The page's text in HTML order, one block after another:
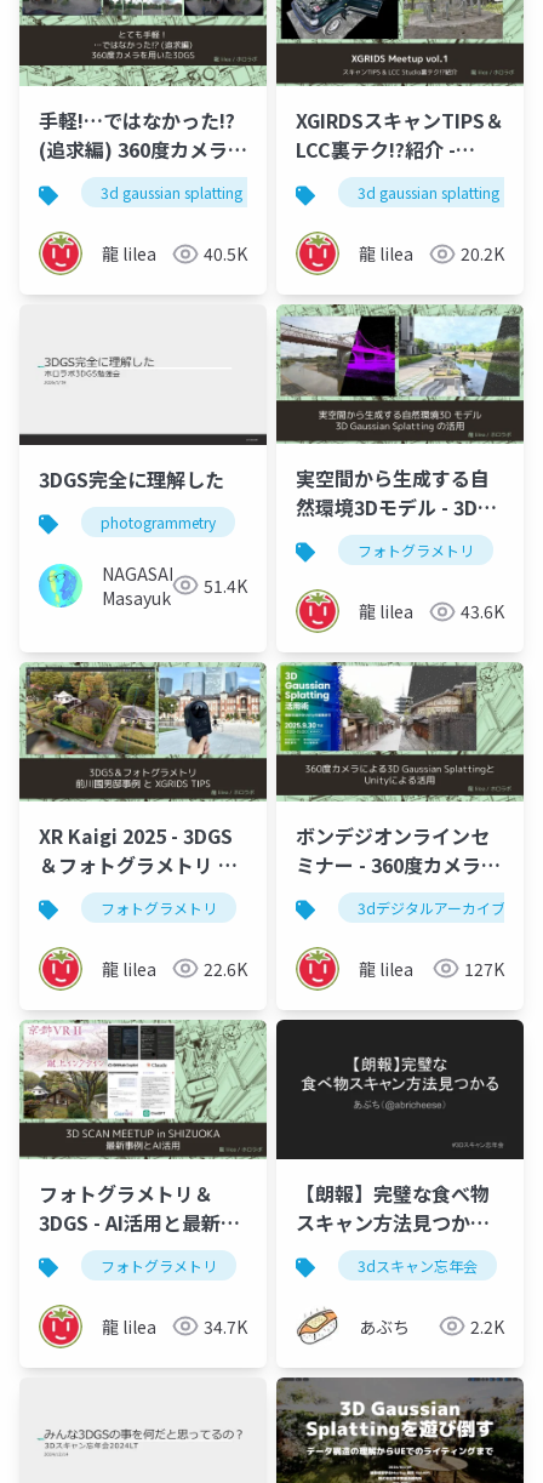
手軽!…ではなかった!?
(追求編) 360度カメラを
用いた3DGS - 3DGS
meetup vol.1
3d gaussian splatting 3dgs
龍 lilea 40.5K
XGIRDSスキャンTIPS＆
LCC裏テク!?紹介 -
XGRIDS meetup vol.1
3d gaussian splatting
龍 lilea 20.2K
3DGS完全に理解した
photogrammetry 3dgs 3dcg 3dガウシ
NAGASAKA
Masayuki
51.4K
実空間から生成する自
然環境3Dモデル - 3D
Gaussian Splatting の
活用 - 川デジウェビナ
ー2025
フォトグラメトリ
龍 lilea 43.6K
XR Kaigi 2025 - 3DGS
＆フォトグラメトリ 前
川國男邸事例とXGRIDS
TIPS
フォトグラメトリ 3d gaussian splatting 3dgs
龍 lilea 22.6K
ボンデジオンラインセ
ミナー - 360度カメラに
よる3D Gaussian
SplattingとUnityによ
る活用
3dデジタルアーカイブ
龍 lilea 127K
フォトグラメトリ＆
3DGS - AI活用と最新事
例 - 3D SCAN MEETUP
in SHIZUOKA 2025
フォトグラメトリ ガウシアンスプラッティング
龍 lilea 34.7K
【朗報】完璧な食べ物
スキャン方法見つかる
_2024年3Dスキャン忘
年会LT
3dスキャン忘年会
あぶち 2.2K